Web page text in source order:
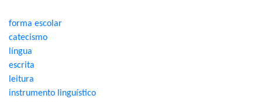
forma escolar
catecismo
língua
escrita
leitura
instrumento linguístico